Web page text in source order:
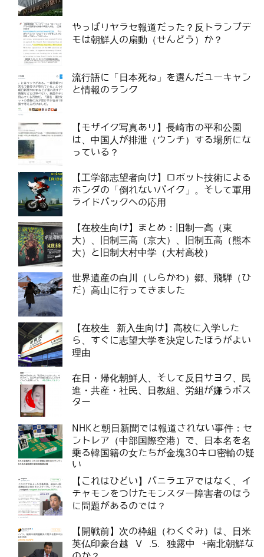
やっぱりヤラセ報道だった？反トランプデ
モは朝鮮人の扇動（せんどう）か？
流行語に「日本死ね」を選んだユーキャン
と情報のランク
【モザイク写真あり】長崎市の平和公園
は、中国人が排泄（ウンチ）する場所にな
っている？
【工学部志望者向け】ロボット技術による
ホンダの「倒れないバイク」。そして軍用
ライドバックへの応用
【在校生向け】まとめ：旧制一高（東
大）、旧制三高（京大）、旧制五高（熊本
大）と旧制大村中学（大村高校）
世界遺産の白川（しらかわ）郷、飛騨（ひ
だ）高山に行ってきました
【在校生 新入生向け】高校に入学した
ら、すぐに志望大学を決定したほうがよい
理由
在日・帰化朝鮮人、そして反日サヨク、民
進・共産・社民、日教組、労組が嫌うポス
ター
NHKと朝日新聞では報道されない事件：セ
ントレア（中部国際空港）で、日本名を名
乗る韓国籍の女たちが金塊30キロ密輸の疑
い
【これはひどい】バニラエアではなく、イ
チャモンをつけたモンスター障害者のほう
に問題があるのでは？
【開戦前】次の枠組（わくぐみ）は、日米
英仏印豪台越 V .S. 独露中 +南北朝鮮な